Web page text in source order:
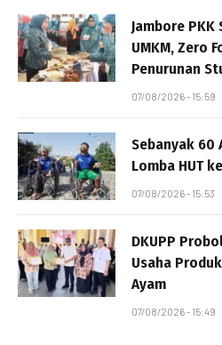
Jambore
UMKM, Zero
Penurunan
07/08/2026 - 15:59
Sebanyak 60
Lomba HUT
07/08/2026 - 15:53
DKUPP
Usaha
Ayam
07/08/2026 - 15:49